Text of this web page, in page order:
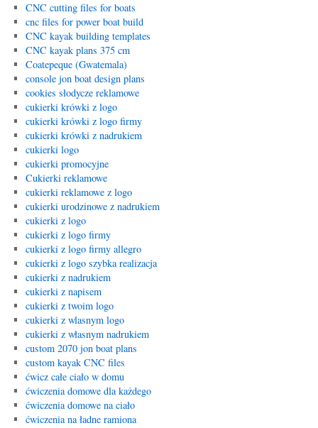
CNC cutting files for boats
cnc files for power boat build
CNC kayak building templates
CNC kayak plans 375 cm
Coatepeque (Gwatemala)
console jon boat design plans
cookies słodycze reklamowe
cukierki krówki z logo
cukierki krówki z logo firmy
cukierki krówki z nadrukiem
cukierki logo
cukierki promocyjne
Cukierki reklamowe
cukierki reklamowe z logo
cukierki urodzinowe z nadrukiem
cukierki z logo
cukierki z logo firmy
cukierki z logo firmy allegro
cukierki z logo szybka realizacja
cukierki z nadrukiem
cukierki z napisem
cukierki z twoim logo
cukierki z wlasnym logo
cukierki z własnym nadrukiem
custom 2070 jon boat plans
custom kayak CNC files
ćwicz całe ciało w domu
ćwiczenia domowe dla każdego
ćwiczenia domowe na ciało
ćwiczenia na ładne ramiona